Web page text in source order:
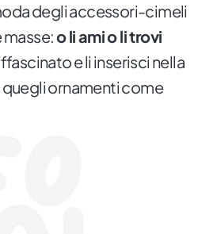
degli accessori-cimeli
masse:o li ami o li trovi
e li inserisci nella
quegli ornamenti come